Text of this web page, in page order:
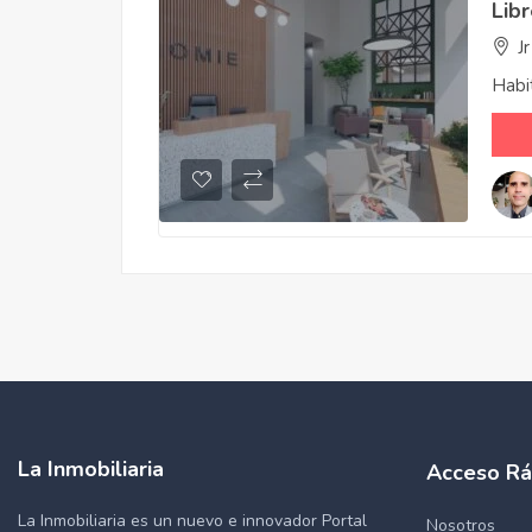
La Inmobiliaria
La Inmobiliaria es un nuevo e innovador Portal
Acceso
Nosotros